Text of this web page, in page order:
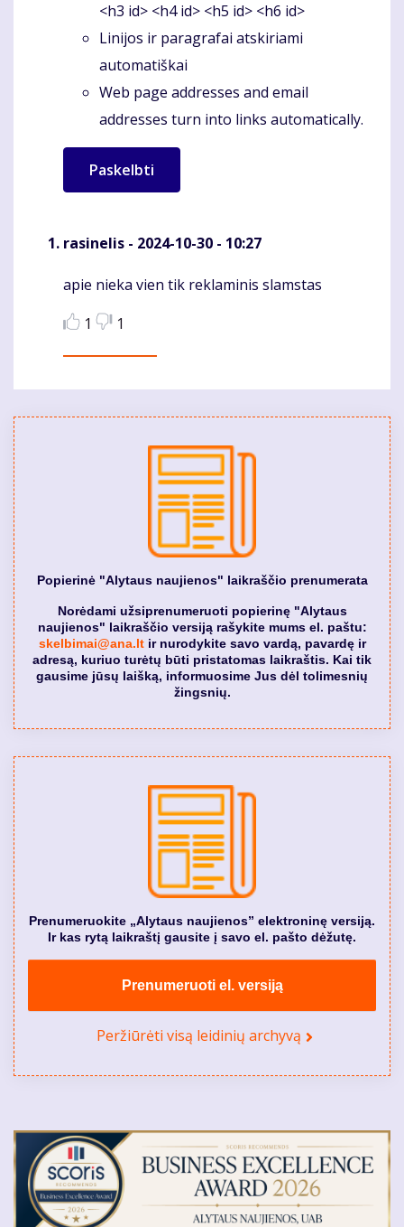
<h3 id> <h4 id> <h5 id> <h6 id>
Linijos ir paragrafai atskiriami
automatiškai
Web page addresses and email
addresses turn into links automatically.
rasinelis - 2024-10-30 - 10:27
Komentaras
apie nieka vien tik reklaminis slamstas
1
1
Popierinė "Alytaus naujienos" laikraščio prenumerata
Norėdami užsiprenumeruoti popierinę "Alytaus
naujienos" laikraščio versiją rašykite mums el. paštu:
skelbimai@ana.ltir nurodykite savo vardą, pavardę ir
adresą, kuriuo turėtų būti pristatomas laikraštis. Kai tik
gausime jūsų laišką, informuosime Jus dėl tolimesnių
žingsnių.
Prenumeruokite „Alytaus naujienos” elektroninę versiją.
Ir kas rytą laikraštį gausite į savo el. pašto dėžutę.
Prenumeruoti el. versiją
Peržiūrėti visą leidinių archyvą